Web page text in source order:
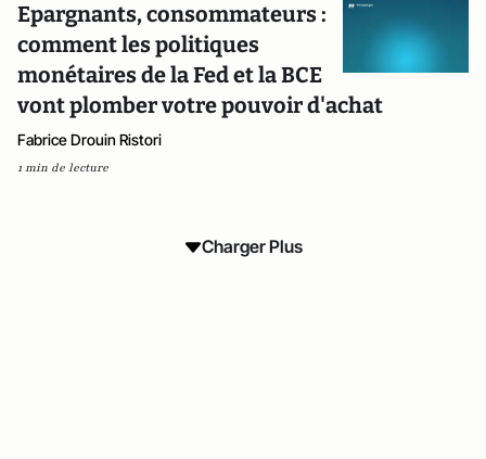
Epargnants, consommateurs :
comment les politiques
monétaires de la Fed et la BCE
vont plomber votre pouvoir d'achat
Fabrice Drouin Ristori
1 min de lecture
Charger Plus